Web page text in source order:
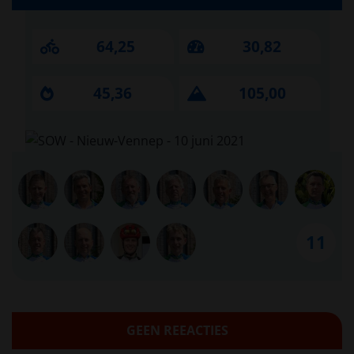
64,25 30,82
45,36 105,00
11
GEEN REEACTIES